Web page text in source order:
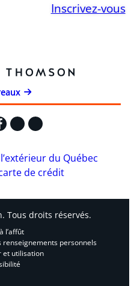
Inscrivez-vous
Instagram
YouTube
du Québec
de crédit
Tous droits réservés.
l’affût
renseignements personnels
et utilisation